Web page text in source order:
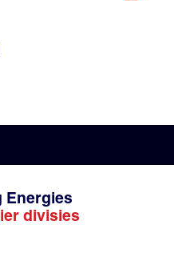
Energies
divisies